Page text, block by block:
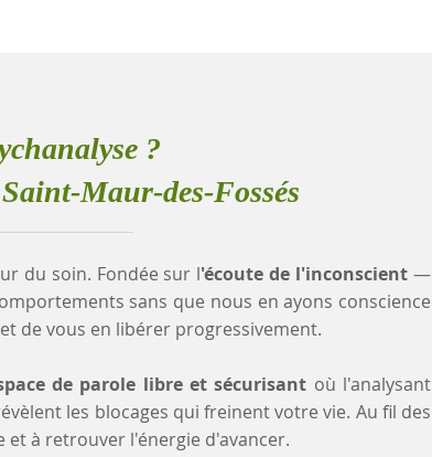
?
Maur-des-Fossés
du soin. Fondée sur l'écoute de l'inconscient—
sans que nous en ayons conscience
de vous en libérer progressivement.
de parole libre et sécurisant où l'analysant
les blocages qui freinent votre vie. Au fil des
et à retrouver l'énergie d'avancer.